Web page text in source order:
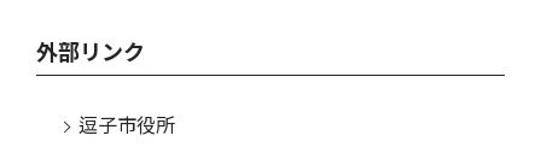
外部リンク
逗子市役所